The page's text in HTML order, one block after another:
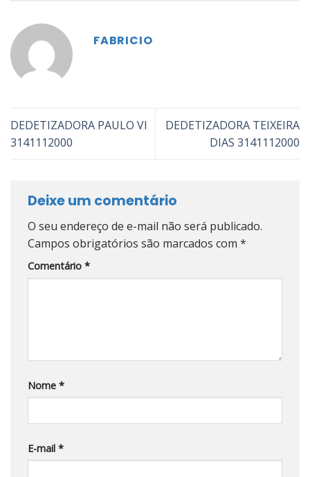
FABRICIO
DEDETIZADORA PAULO VI
3141112000
DEDETIZADORA TEIXEIRA
DIAS 3141112000
Deixe um comentário
O seu endereço de e-mail não será publicado.
Campos obrigatórios são marcados com *
Comentário *
Nome *
E-mail *